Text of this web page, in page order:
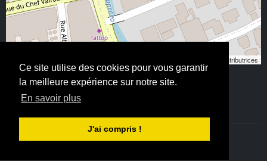
Ce site utilise des cookies pour vous garantir
la meilleure expérience sur notre site.
En savoir plus
J'ai compris !
contributeurs/contributrices
©ETS AMING 2025. Tous droits réservés - All Rights Reserved.